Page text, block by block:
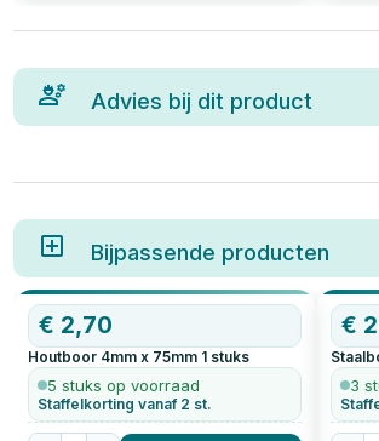
Advies bij dit product
Bijpassende producten
€ 2,70
Houtboor 4mm x 75mm 1 stuks
5 stuks op voorraad
Staffelkorting vanaf 2 st.
€
3